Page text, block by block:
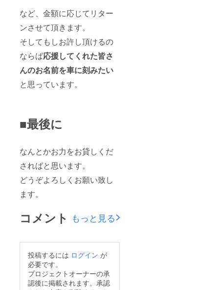
など、金額に応じてリター
ンさせて頂きます。
そしてもしお許し頂けるの
ならば応援してくれた皆さ
んのお名前を車に刻みたい
と思っています。
■最後に
なんとかお力をお貸しくだ
さればと思います。
どうぞよろしくお願い致し
ます。
コメント もっと見る
投稿するには ログイン が
必要です。
プロジェクトオーナーの承
認後に掲載されます。承認